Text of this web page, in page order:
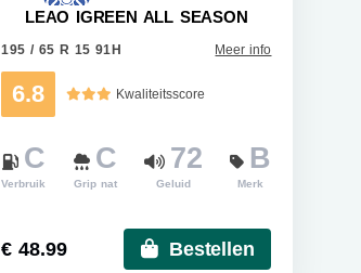
LEAO IGREEN ALL SEASON
195 / 65 R 15 91H Meer info
6.8 Kwaliteitsscore
C
Verbruik
C
Grip nat
72
Geluid
B
Merk
€ 48.99 Bestellen